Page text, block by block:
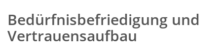
Bedürfnisbefriedigung und
Vertrauensaufbau